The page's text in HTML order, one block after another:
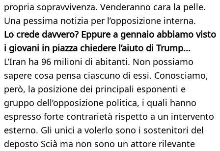
propria sopravvivenza. Venderanno cara la pelle.
Una pessima notizia per l’opposizione interna.
Lo crede davvero? Eppure a gennaio abbiamo visto
i giovani in piazza chiedere l’aiuto di Trump...
L’Iran ha 96 milioni di abitanti. Non possiamo
sapere cosa pensa ciascuno di essi. Conosciamo,
però, la posizione dei principali esponenti e
gruppo dell’opposizione politica, i quali hanno
espresso forte contrarietà rispetto a un intervento
esterno. Gli unici a volerlo sono i sostenitori del
deposto Scià ma non sono un attore rilevante